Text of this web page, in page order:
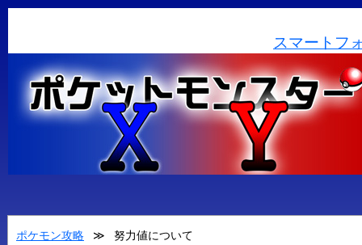
スマートフ
ポケモン攻略 ≫ 努力値について